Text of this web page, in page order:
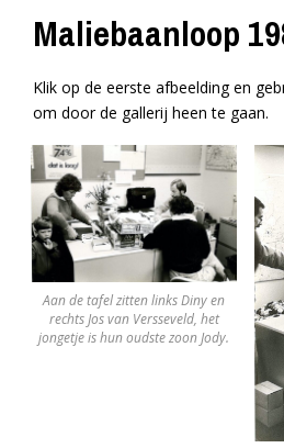
Maliebaanloop
Klik op de eerste afbeelding en
om door de gallerij heen te gaan.
Aan de tafel zitten links Diny en
rechts Jos van Versseveld, het
jongetje is hun oudste zoon Jody.